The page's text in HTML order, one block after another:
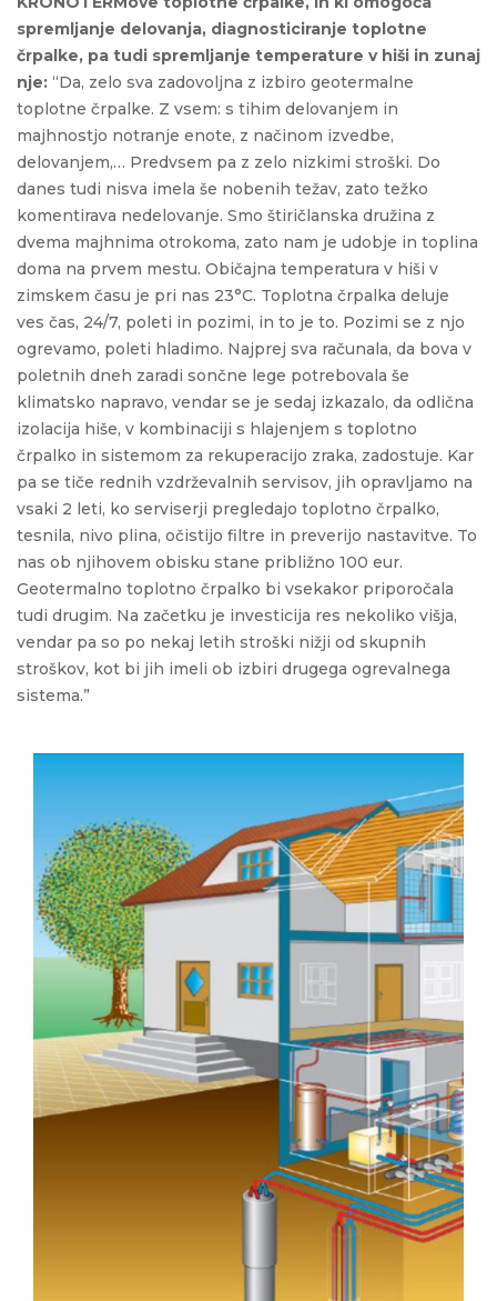
spremljanje delovanja, diagnosticiranje toplotne
črpalke, pa tudi spremljanje temperature v hiši in zunaj
nje: “Da, zelo sva zadovoljna z izbiro geotermalne
toplotne črpalke. Z vsem: s tihim delovanjem in
majhnostjo notranje enote, z načinom izvedbe,
delovanjem,… Predvsem pa z zelo nizkimi stroški. Do
danes tudi nisva imela še nobenih težav, zato težko
komentirava nedelovanje. Smo štiričlanska družina z
dvema majhnima otrokoma, zato nam je udobje in toplina
doma na prvem mestu. Običajna temperatura v hiši v
zimskem času je pri nas 23°C. Toplotna črpalka deluje
ves čas, 24/7, poleti in pozimi, in to je to. Pozimi se z njo
ogrevamo, poleti hladimo. Najprej sva računala, da bova v
poletnih dneh zaradi sončne lege potrebovala še
klimatsko napravo, vendar se je sedaj izkazalo, da odlična
izolacija hiše, v kombinaciji s hlajenjem s toplotno
črpalko in sistemom za rekuperacijo zraka, zadostuje. Kar
pa se tiče rednih vzdrževalnih servisov, jih opravljamo na
vsaki 2 leti, ko serviserji pregledajo toplotno črpalko,
tesnila, nivo plina, očistijo filtre in preverijo nastavitve. To
nas ob njihovem obisku stane približno 100 eur.
Geotermalno toplotno črpalko bi vsekakor priporočala
tudi drugim. Na začetku je investicija res nekoliko višja,
vendar pa so po nekaj letih stroški nižji od skupnih
stroškov, kot bi jih imeli ob izbiri drugega ogrevalnega
sistema.”